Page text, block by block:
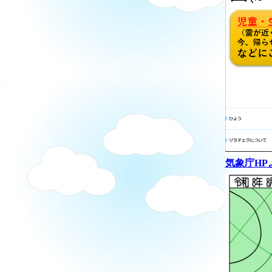
気象庁HP